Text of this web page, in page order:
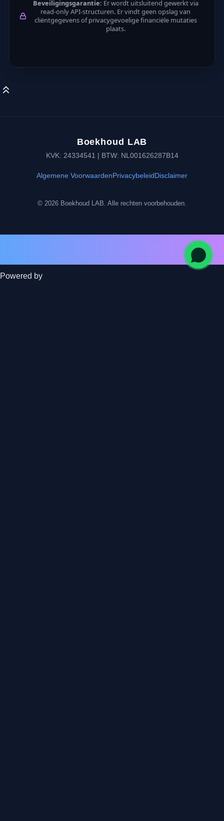
Beveiligingsgarantie: Er wordt uitsluitend gewerkt via
read-only API-structuren. Er vindt geen opslag van
cliëntgegevens of privacygevoelige financiële mutaties
plaats.
Boekhoud LAB
KVK: 24334541 | BTW: NL001626287B14
Algemene VoorwaardenPrivacybeleidDisclaimer
© 2026 Boekhoud LAB. Alle rechten voorbehouden.
Powered by